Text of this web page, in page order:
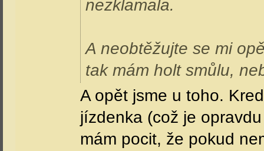
nezklamala.
A neobtěžujte se mi
tak mám holt smůlu,
A opět jsme u toho.
jízdenka (což je
mám pocit, že pokud